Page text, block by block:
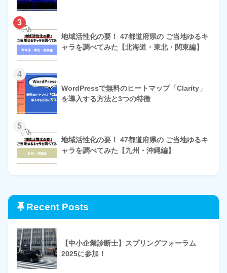
3
地域活性化の要！ 47都道府県の ご当地ゆるキ
ャラを調べてみた【北海道・東北・関東編】
4
WordPressで無料のヒートマップ「Clarity」
を導入する方法と3つの特徴
5
地域活性化の要！ 47都道府県の ご当地ゆるキ
ャラを調べてみた【九州・沖縄編】
Recent Posts
【中小企業診断士】スプリングフォーラム
2025に参加！